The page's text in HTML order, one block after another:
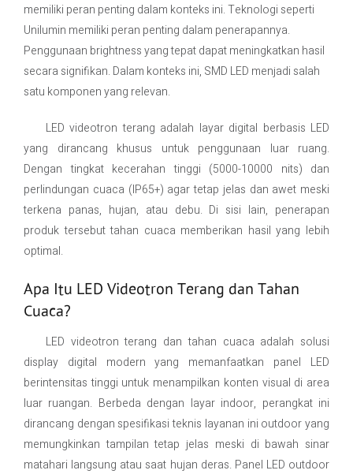
memiliki peran penting dalam konteks ini. Teknologi seperti
Unilumin memiliki peran penting dalam penerapannya.
Penggunaan brightness yang tepat dapat meningkatkan hasil
secara signifikan. Dalam konteks ini, SMD LED menjadi salah
satu komponen yang relevan.
LED videotron terang adalah layar digital berbasis LED
yang dirancang khusus untuk penggunaan luar ruang.
Dengan tingkat kecerahan tinggi (5000-10000 nits) dan
perlindungan cuaca (IP65+) agar tetap jelas dan awet meski
terkena panas, hujan, atau debu. Di sisi lain, penerapan
produk tersebut tahan cuaca memberikan hasil yang lebih
optimal.
Apa Itu LED Videotron Terang dan Tahan
Cuaca?
LED videotron terang dan tahan cuaca adalah solusi
display digital modern yang memanfaatkan panel LED
berintensitas tinggi untuk menampilkan konten visual di area
luar ruangan. Berbeda dengan layar indoor, perangkat ini
dirancang dengan spesifikasi teknis layanan ini outdoor yang
memungkinkan tampilan tetap jelas meski di bawah sinar
matahari langsung atau saat hujan deras. Panel LED outdoor